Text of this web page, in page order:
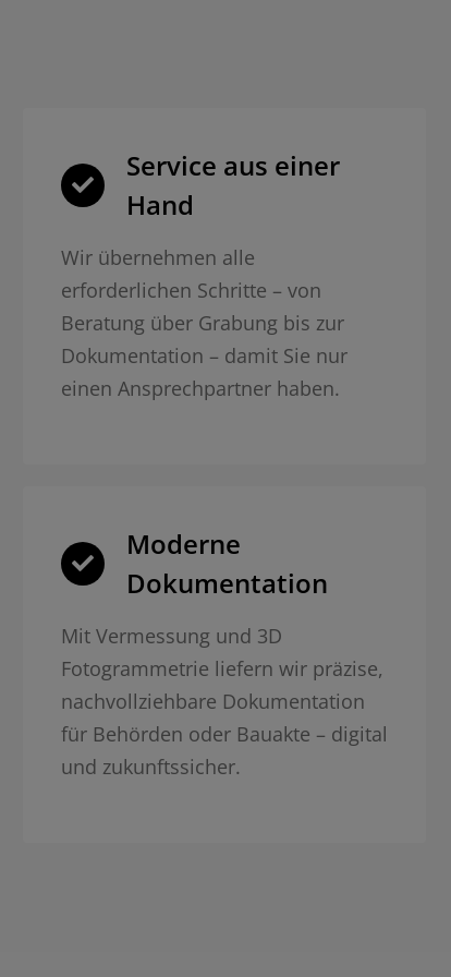
Service aus einer
Hand
Wir übernehmen alle
erforderlichen Schritte – von
Beratung über Grabung bis zur
Dokumentation – damit Sie nur
einen Ansprechpartner haben.
Moderne
Dokumentation
Mit Vermessung und 3D
Fotogrammetrie liefern wir präzise,
nachvollziehbare Dokumentation
für Behörden oder Bauakte – digital
und zukunftssicher.